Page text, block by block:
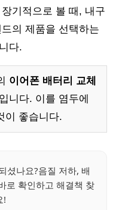
기적으로 볼 때, 내구
의 제품을 선택하는
다.
이어폰 배터리 교체
니다. 이를 염두에
이 좋습니다.
셨나요?음질 저하, 배
로 확인하고 해결책 찾
!